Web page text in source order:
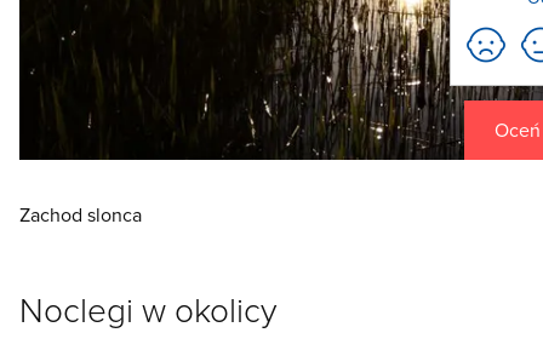
Zachod slonca
Noclegi w okolicy